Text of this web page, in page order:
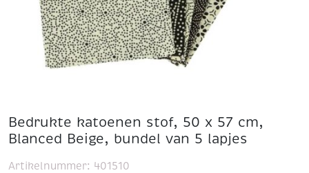
Bedrukte katoenen stof, 50 x 57 cm,
Blanced Beige, bundel van 5 lapjes
Artikelnummer: 401510